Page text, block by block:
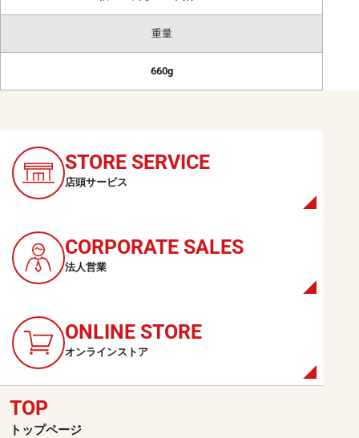
重量
660g
KODAK デジタルフォトフレ
ーム
お問い合わせはこちらから
STORE SERVICE
店頭サービス
CORPORATE SALES
法人営業
ONLINE STORE
オンラインストア
TOP
トップページ